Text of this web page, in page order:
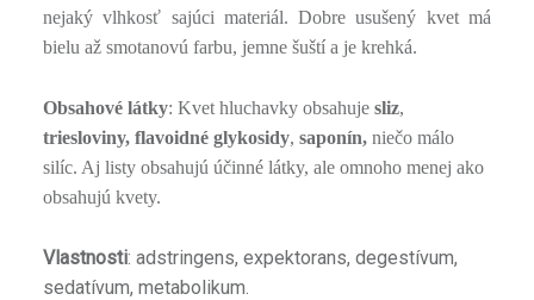
nejaký vlhkosť sajúci materiál. Dobre usušený kvet má
bielu až smotanovú farbu, jemne šuští a je krehká.
Obsahové látky: Kvet hluchavky obsahuje sliz,
triesloviny, flavoidné glykosidy, saponín,niečo málo
silíc. Aj listy obsahujú účinné látky, ale omnoho menej ako
obsahujú kvety.
Vlastnosti: adstringens, expektorans, degestívum,
sedatívum, metabolikum.